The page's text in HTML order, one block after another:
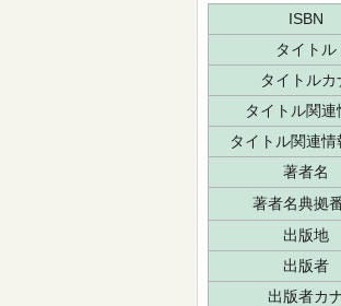
ISBN
タイトル
タイトルカ
タイトル関連
タイトル関連情
著者名
著者名典拠
出版地
出版者
出版者カ